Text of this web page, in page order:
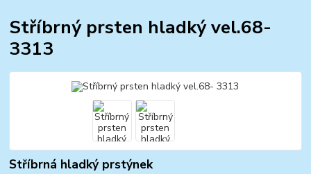
Stříbrný prsten hladký vel.68-
3313
Stříbrná hladký prstýnek